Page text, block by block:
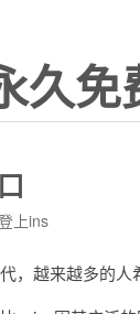
久
上ins
越来越多的人